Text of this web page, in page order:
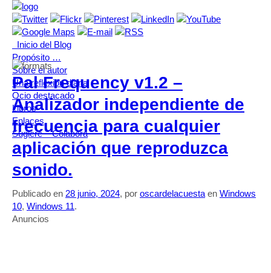
Inicio del Blog
Propósito …
Sobre el autor
Una reflexión diaria
Ocio destacado
Libros
Enlaces
Sugiere – Colabora
Pal Frequency v1.2 –
Analizador independiente de
frecuencia para cualquier
aplicación que reproduzca
sonido.
Publicado en 28 junio, 2024, por oscardelacuesta en Windows
10, Windows 11.
Anuncios